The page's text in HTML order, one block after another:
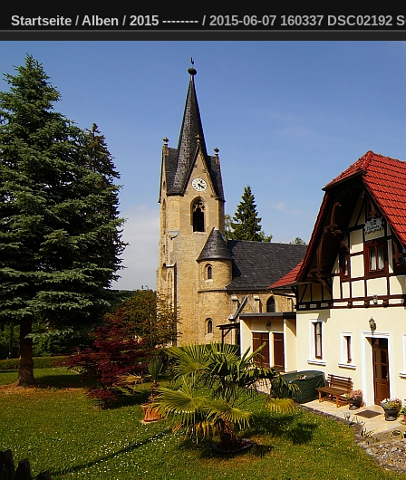
Startseite / Alben / 2015 -------- / 2015-06-07 160337 DSC02192